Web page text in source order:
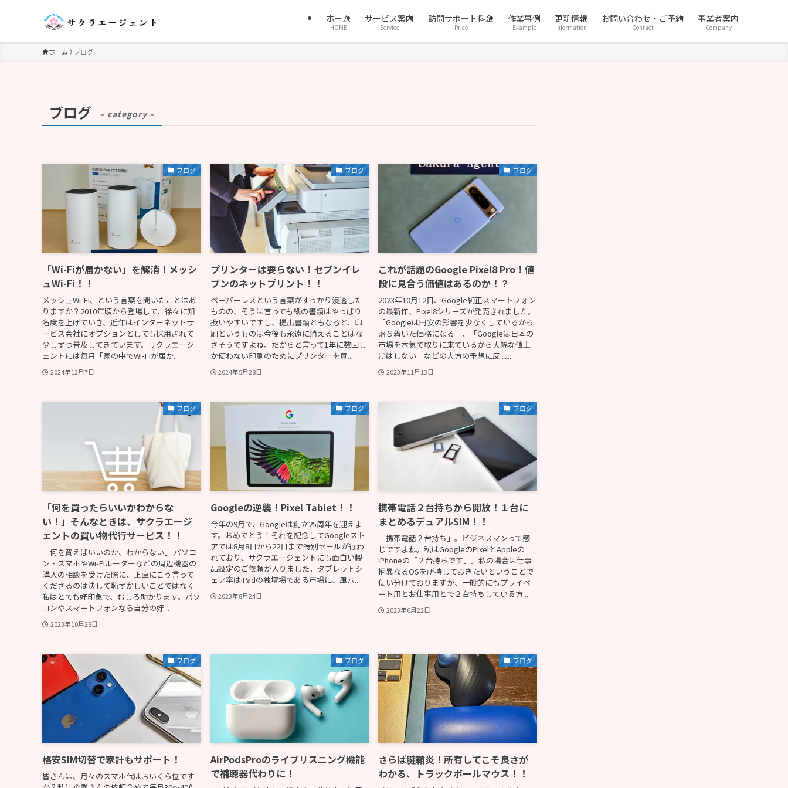
ホーム
HOME
サービス案内
Service
訪問サポート料金
Price
作業事例
Example
更新情報
Information
お問い合わせ・ご予約
Contact
事業者案内
Company
ホーム ブログ
ブログ – category –
ブログ
「Wi-Fiが届かない」を解消！メッシ
ュWi-Fi！！
メッシュWi-Fi、という言葉を聞いたことはあ
りますか？2010年頃から登場して、徐々に知
名度を上げていき、近年はインターネットサ
ービス会社にオプションとしても採用されて
少しずつ普及してきています。サクラエージ
ェントには毎月「家の中でWi-Fiが届か...
2024年12月7日
ブログ
プリンターは要らない！セブンイレ
ブンのネットプリント！！
ペーパーレスという言葉がすっかり浸透した
ものの、そうは言っても紙の書類はやっぱり
扱いやすいですし、提出書類ともなると、印
刷というものは今後も永遠に消えることはな
さそうですよね。だからと言って1年に数回し
か使わない印刷のためにプリンターを買...
2024年5月28日
ブログ
これが話題のGoogle Pixel8 Pro！値
段に見合う価値はあるのか！？
2023年10月12日、Google純正スマートフォン
の最新作、Pixel8シリーズが発売されました。
「Googleは円安の影響を少なくしているから
落ち着いた価格になる」、「Googleは日本の
市場を本気で取りに来ているから大幅な値上
げはしない」などの大方の予想に反し...
2023年11月13日
ブログ
「何を買ったらいいかわからな
い！」そんなときは、サクラエージ
ェントの買い物代行サービス！！
「何を買えばいいのか、わからない」 パソコ
ン・スマホやWi-Fiルーターなどの周辺機器の
購入の相談を受けた際に、正直にこう言って
くださるのは決して恥ずかしいことではなく
私はとても好印象で、むしろ助かります。パソ
コンやスマートフォンなら自分の好...
2023年10月28日
ブログ
Googleの逆襲！Pixel Tablet！！
今年の9月で、Googleは創立25周年を迎えま
す。おめでとう！それを記念してGoogleスト
アでは8月8日から22日まで特別セールが行わ
れており、サクラエージェントにも面白い製
品設定のご依頼が入りました。タブレットシ
ェア率はiPadの独壇場である市場に、風穴...
2023年8月24日
ブログ
携帯電話２台持ちから開放！１台に
まとめるデュアルSIM！！
「携帯電話２台持ち」。ビジネスマンって感
じですよね。私はGoogleのPixelとAppleの
iPhoneの「２台持ちです」。私の場合は仕事
柄異なるOSを所持しておきたいということで
使い分けておりますが、一般的にもプライベ
ート用とお仕事用とで２台持ちしている方...
2023年6月22日
ブログ
格安SIM切替で家計もサポート！
皆さんは、月々のスマホ代はおいくら位です
ブログ
AirPodsProのライブリスニング機能
で補聴器代わりに！
ブログ
さらば腱鞘炎！所有してこそ良さが
わかる、トラックボールマウス！！